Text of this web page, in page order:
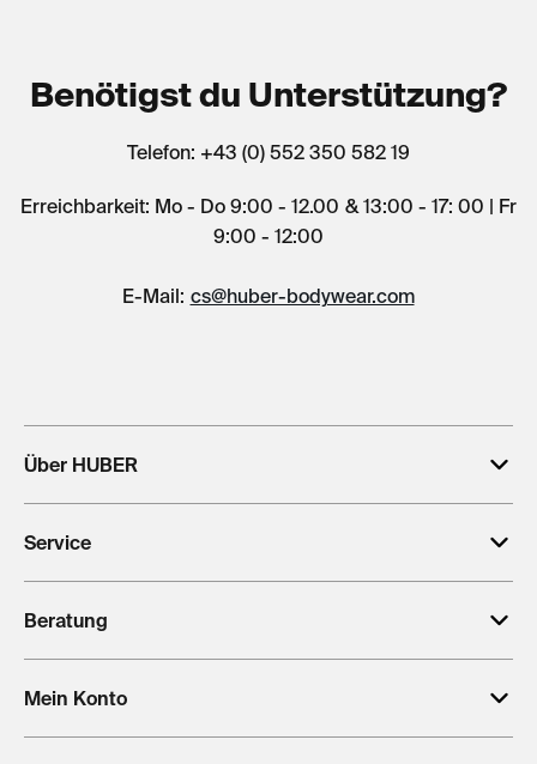
Benötigst du Unterstützung?
Telefon: +43 (0) 552 350 582 19
Erreichbarkeit: Mo - Do 9:00 - 12.00 & 13:00 - 17: 00 | Fr
9:00 - 12:00
E-Mail: cs@huber-bodywear.com
Über HUBER
Service
Beratung
Mein Konto